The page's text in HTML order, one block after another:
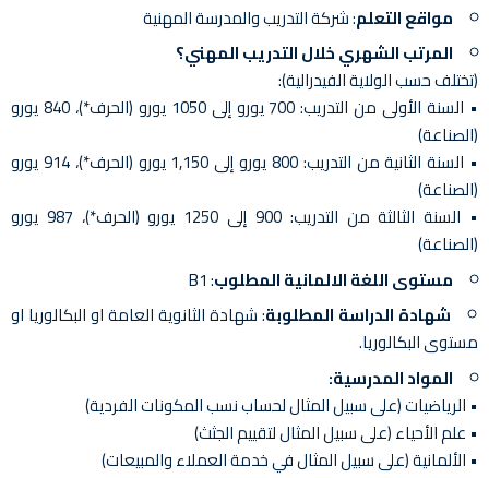
مواقع التعلم: شركة التدريب والمدرسة المهنية
المرتب الشهري خلال التدريب المهني؟
(تختلف حسب الولاية الفيدرالية):
• السنة الأولى من التدريب: 700 يورو إلى 1050 يورو (الحرف*)، 840 يورو
(الصناعة)
• السنة الثانية من التدريب: 800 يورو إلى 1,150 يورو (الحرف*)، 914 يورو
(الصناعة)
• السنة الثالثة من التدريب: 900 إلى 1250 يورو (الحرف*)، 987 يورو
(الصناعة)
مستوى اللغة الالمانية المطلوب: B1
شهادة الدراسة المطلوبة: شهادة الثانوية العامة او البكالوريا او
مستوى البكالوريا.
المواد المدرسية:
• الرياضيات (على سبيل المثال لحساب نسب المكونات الفردية)
• علم الأحياء (على سبيل المثال لتقييم الجثث)
• الألمانية (على سبيل المثال في خدمة العملاء والمبيعات)